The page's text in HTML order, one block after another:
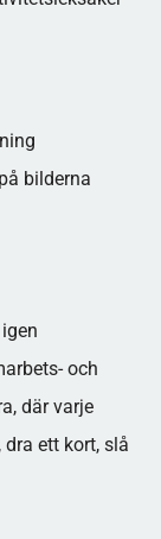
bilderna​
och
där varje
ett kort, slå